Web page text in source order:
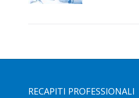
RECAPITI PROFESSIONALI